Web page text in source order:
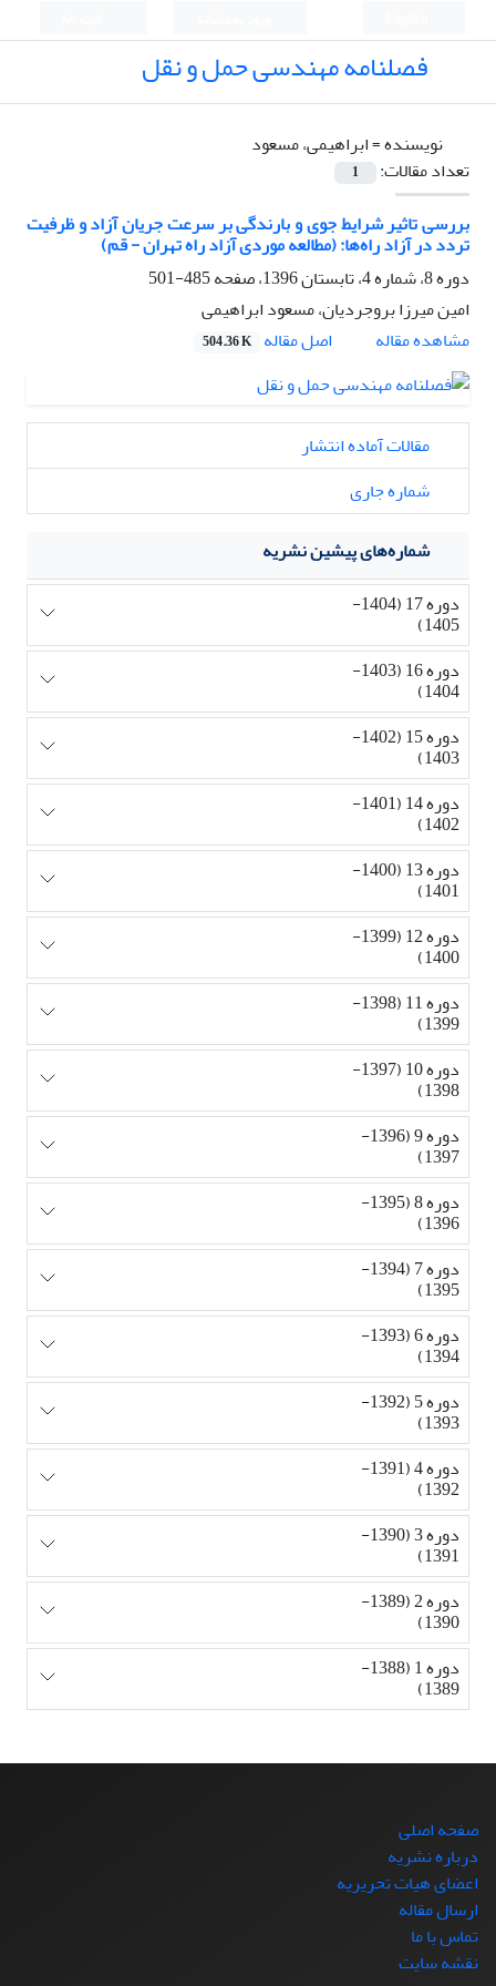
فصلنامه مهندسی حمل و نقل
نویسنده =ابراهیمی، مسعود
تعداد مقالات:
1
بررسی تاثیر شرایط جوی و بارندگی بر سرعت جریان آزاد و ظرفیت
تردد در آزاد راه‌ها: (مطالعه موردی آزاد راه تهران - قم)
دوره 8، شماره 4، تابستان 1396، صفحه
485-501
امین میرزا بروجردیان، مسعود ابراهیمی
مشاهده مقاله
اصل مقاله 504.36 K
مقالات آماده انتشار
شماره جاری
شماره‌های پیشین نشریه
دوره 17 (1404-
1405)
دوره 16 (1403-
1404)
دوره 15 (1402-
1403)
دوره 14 (1401-
1402)
دوره 13 (1400-
1401)
دوره 12 (1399-
1400)
دوره 11 (1398-
1399)
دوره 10 (1397-
1398)
دوره 9 (1396-
1397)
دوره 8 (1395-
1396)
دوره 7 (1394-
1395)
دوره 6 (1393-
1394)
دوره 5 (1392-
1393)
دوره 4 (1391-
1392)
دوره 3 (1390-
1391)
دوره 2 (1389-
1390)
دوره 1 (1388-
1389)
صفحه اصلی
درباره نشریه
اعضای هیات تحریریه
ارسال مقاله
تماس با ما
نقشه سایت